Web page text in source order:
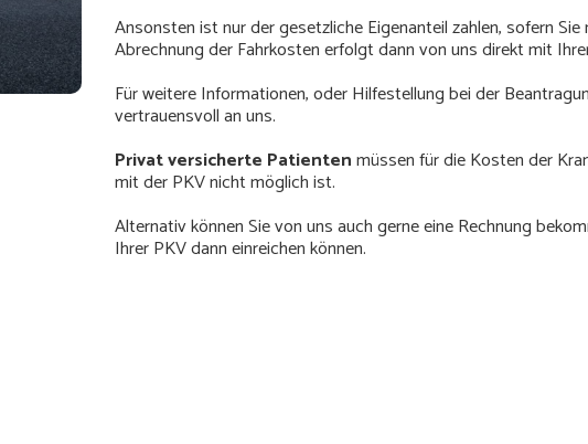
Ansonsten ist nur der gesetzliche Eigenanteil zahlen, sofern
Abrechnung der Fahrkosten erfolgt dann von uns direkt mit
Für weitere Informationen, oder Hilfestellung bei der
vertrauensvoll an uns.
Privat versicherte Patientenmüssen für die Kosten der
mit der PKV nicht möglich ist.
Alternativ können Sie von uns auch gerne eine Rechnung
Ihrer PKV dann einreichen können.